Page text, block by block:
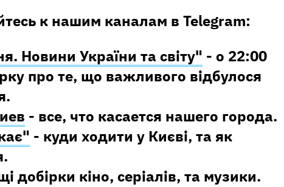
к нашим каналам в Telegram:
Новини України та світу" - о 22:00
про те, що важливого відбулося
- все, что касается нашего города.
- куди ходити у Києві, та як
добірки кіно, серіалів, та музики.